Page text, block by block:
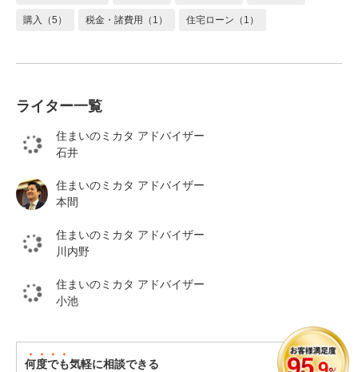
購入（5） 税金・諸費用（1） 住宅ローン（1）
ライター一覧
住まいのミカタ アドバイザー
石井
住まいのミカタ アドバイザー
本間
住まいのミカタ アドバイザー
川内野
住まいのミカタ アドバイザー
小池
何度でも気軽に相談できる